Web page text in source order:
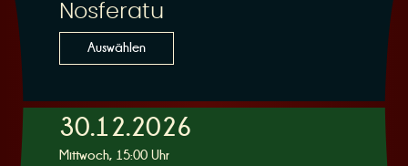
Nosferatu
Auswählen
30.12.2026
Mittwoch, 15:00 Uhr